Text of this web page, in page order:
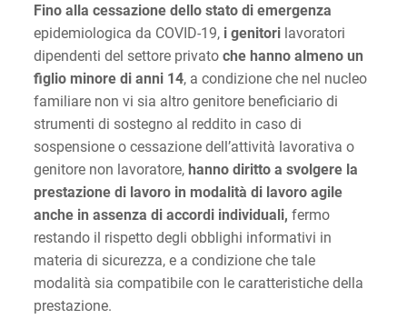
Fino alla cessazione dello stato di emergenza
epidemiologica da COVID-19, i genitorilavoratori
dipendenti del settore privato che hanno almeno un
figlio minore di anni 14, a condizione che nel nucleo
familiare non vi sia altro genitore beneficiario di
strumenti di sostegno al reddito in caso di
sospensione o cessazione dell’attività lavorativa o
genitore non lavoratore, hanno diritto a svolgere la
prestazione di lavoro in modalità di lavoro agile
anche in assenza di accordi individuali, fermo
restando il rispetto degli obblighi informativi in
materia di sicurezza, e a condizione che tale
modalità sia compatibile con le caratteristiche della
prestazione.